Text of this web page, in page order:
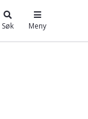
Søk Meny